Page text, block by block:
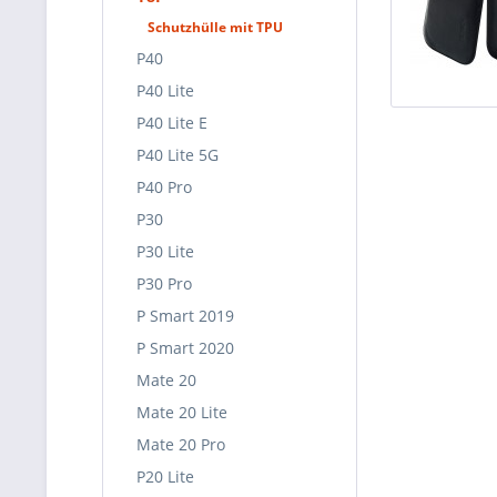
Schutzhülle mit TPU
P40
P40 Lite
P40 Lite E
P40 Lite 5G
P40 Pro
P30
P30 Lite
P30 Pro
P Smart 2019
P Smart 2020
Mate 20
Mate 20 Lite
Mate 20 Pro
P20 Lite